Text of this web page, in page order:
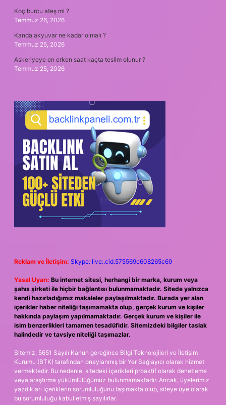
Koç burcu ateş mi ?
Temmuz 26, 2026
Kanda akyuvar ne kadar olmalı ?
Temmuz 25, 2026
Askeriyeye en erken saat kaçta teslim olunur ?
Temmuz 25, 2026
Reklam ve İletişim: Skype: live:.cid.575569c608265c69
Yasal Uyarı: Bu internet sitesi, herhangi bir marka, kurum veya
şahıs şirketi ile hiçbir bağlantısı bulunmamaktadır. Sitede yalnızca
kendi hazırladığımız makaleler paylaşılmaktadır. Burada yer alan
içerikler haber niteliği taşımamakta olup, gerçek kurum ve kişiler
hakkında paylaşım yapılmamaktadır. Gerçek kurum ve kişiler ile
isim benzerlikleri tamamen tesadüfidir. Sitemizdeki bilgiler taslak
halindedir ve tavsiye niteliği taşımazlar.
Sitemiz, 5651 Sayılı Kanun gereğince Bilgi Teknolojileri ve İletişim
Kurumu (BTK) tarafından onaylanmış bir Yer Sağlayıcı olarak hizmet
vermektedir. Bu nedenle, sitedeki içerikleri proaktif olarak denetleme
veya araştırma yükümlülüğümüz bulunmamaktadır. Ancak, üyelerimiz
yazdıkları içeriklerin sorumluluğunu taşımakta olup, siteye üye olarak
bu sorumluluğu kabul etmiş sayılırlar.